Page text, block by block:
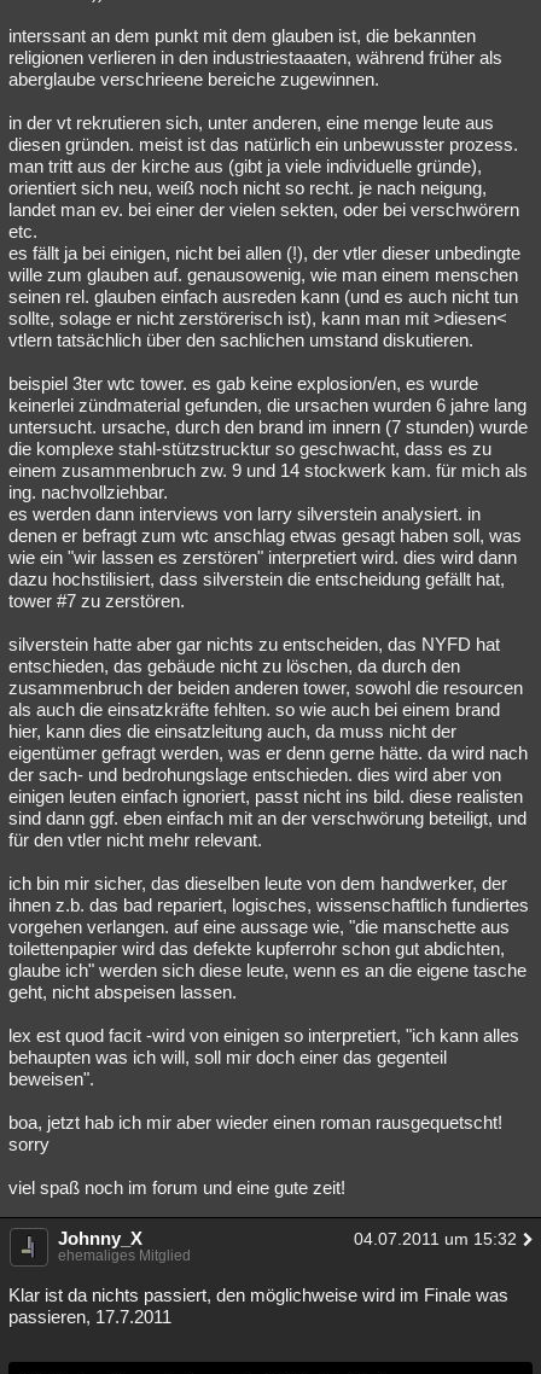
interssant an dem punkt mit dem glauben ist, die bekannten
religionen verlieren in den industriestaaaten, während früher als
aberglaube verschrieene bereiche zugewinnen.
in der vt rekrutieren sich, unter anderen, eine menge leute aus
diesen gründen. meist ist das natürlich ein unbewusster prozess.
man tritt aus der kirche aus (gibt ja viele individuelle gründe),
orientiert sich neu, weiß noch nicht so recht. je nach neigung,
landet man ev. bei einer der vielen sekten, oder bei verschwörern
etc.
es fällt ja bei einigen, nicht bei allen (!), der vtler dieser unbedingte
wille zum glauben auf. genausowenig, wie man einem menschen
seinen rel. glauben einfach ausreden kann (und es auch nicht tun
sollte, solage er nicht zerstörerisch ist), kann man mit >diesen<
vtlern tatsächlich über den sachlichen umstand diskutieren.
beispiel 3ter wtc tower. es gab keine explosion/en, es wurde
keinerlei zündmaterial gefunden, die ursachen wurden 6 jahre lang
untersucht. ursache, durch den brand im innern (7 stunden) wurde
die komplexe stahl-stützstrucktur so geschwacht, dass es zu
einem zusammenbruch zw. 9 und 14 stockwerk kam. für mich als
ing. nachvollziehbar.
es werden dann interviews von larry silverstein analysiert. in
denen er befragt zum wtc anschlag etwas gesagt haben soll, was
wie ein "wir lassen es zerstören" interpretiert wird. dies wird dann
dazu hochstilisiert, dass silverstein die entscheidung gefällt hat,
tower #7 zu zerstören.
silverstein hatte aber gar nichts zu entscheiden, das NYFD hat
entschieden, das gebäude nicht zu löschen, da durch den
zusammenbruch der beiden anderen tower, sowohl die resourcen
als auch die einsatzkräfte fehlten. so wie auch bei einem brand
hier, kann dies die einsatzleitung auch, da muss nicht der
eigentümer gefragt werden, was er denn gerne hätte. da wird nach
der sach- und bedrohungslage entschieden. dies wird aber von
einigen leuten einfach ignoriert, passt nicht ins bild. diese realisten
sind dann ggf. eben einfach mit an der verschwörung beteiligt, und
für den vtler nicht mehr relevant.
ich bin mir sicher, das dieselben leute von dem handwerker, der
ihnen z.b. das bad repariert, logisches, wissenschaftlich fundiertes
vorgehen verlangen. auf eine aussage wie, "die manschette aus
toilettenpapier wird das defekte kupferrohr schon gut abdichten,
glaube ich" werden sich diese leute, wenn es an die eigene tasche
geht, nicht abspeisen lassen.
lex est quod facit -wird von einigen so interpretiert, "ich kann alles
behaupten was ich will, soll mir doch einer das gegenteil
beweisen".
boa, jetzt hab ich mir aber wieder einen roman rausgequetscht!
sorry
viel spaß noch im forum und eine gute zeit!
Johnny_X 04.07.2011 um 15:32
ehemaliges Mitglied
Klar ist da nichts passiert, den möglichweise wird im Finale was
passieren, 17.7.2011